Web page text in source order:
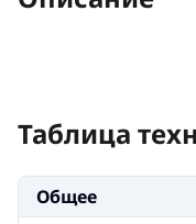
Таблица
Общее